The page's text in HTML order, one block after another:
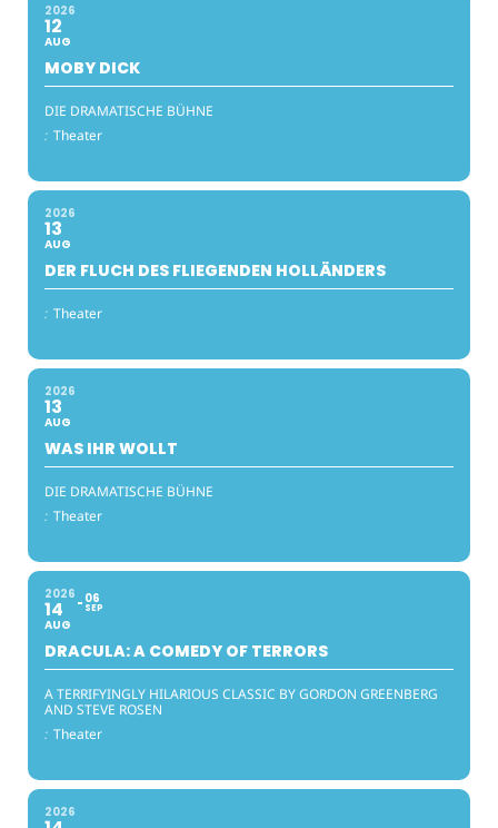
2026
12
AUG
MOBY DICK
DIE DRAMATISCHE BÜHNE
: Theater
2026
13
AUG
DER FLUCH DES FLIEGENDEN HOLLÄNDERS
: Theater
2026
13
AUG
WAS IHR WOLLT
DIE DRAMATISCHE BÜHNE
: Theater
2026
14
AUG
06
SEP
DRACULA: A COMEDY OF TERRORS
A TERRIFYINGLY HILARIOUS CLASSIC BY GORDON GREENBERG
AND STEVE ROSEN
: Theater
2026